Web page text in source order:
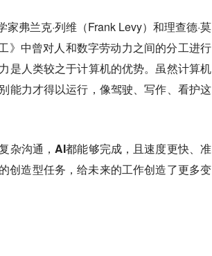
弗兰克·列维（Frank Levy）和理查德·莫
》中曾对人和数字劳动力之间的分工进行
是人类较之于计算机的优势。虽然计算机
能力才得以运行，像驾驶、写作、看护这
杂沟通，AI都能够完成，且速度更快、准
创造型任务，给未来的工作创造了更多变